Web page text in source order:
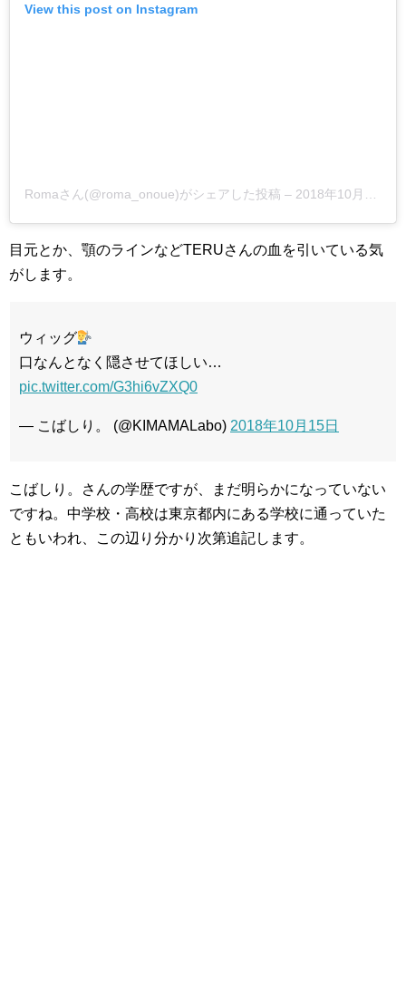
View this post on Instagram
Romaさん(@roma_onoue)がシェアした投稿 – 2018年10月月24日午前4時49分PDT
目元とか、顎のラインなどTERUさんの血を引いている気
がします。
ウィッグ
口なんとなく隠させてほしい…
pic.twitter.com/G3hi6vZXQ0
— こばしり。 (@KIMAMALabo) 2018年10月15日
こばしり。さんの学歴ですが、まだ明らかになっていない
ですね。中学校・高校は東京都内にある学校に通っていた
ともいわれ、この辺り分かり次第追記します。